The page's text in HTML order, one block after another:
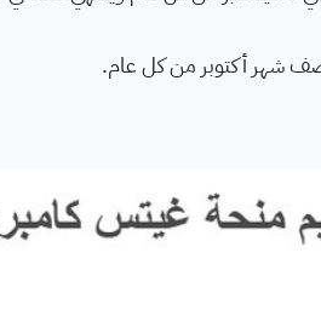
شهر أكتوبر من كل عام.